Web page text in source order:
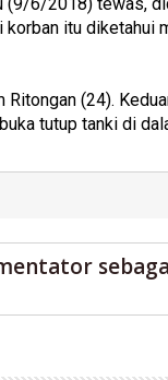
itu diketahui
(24).
tutup tanki di